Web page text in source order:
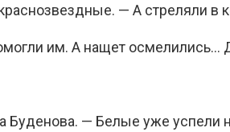
— А стреляли в
им. А нащет
Буденова. — Белые уже успели